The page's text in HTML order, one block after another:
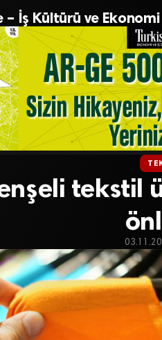
– İş Kültürü ve Ekonomi
tekstil